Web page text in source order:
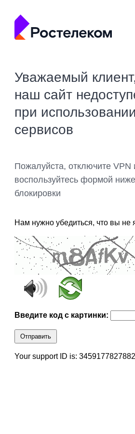
Уважаемый
наш сайт
при
сервисов
Пожалуйста, отключите VPN
воспользуйтесь формой
блокировки
Нам нужно убедиться, что вы не
Введите код с картинки:
Отправить
Your support ID is: